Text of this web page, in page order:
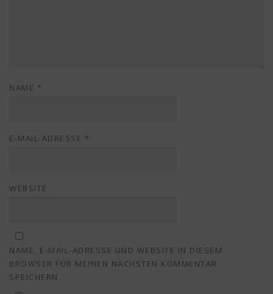
NAME *
E-MAIL-ADRESSE *
WEBSITE
NAME, E-MAIL-ADRESSE UND WEBSITE IN DIESEM
BROWSER FÜR MEINEN NÄCHSTEN KOMMENTAR
SPEICHERN.